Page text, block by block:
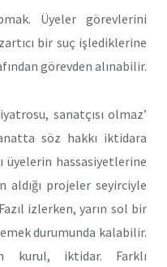
Üyeler görevlerini
bir suç işlediklerine
görevden alınabilir.
sanatçısı olmaz’
söz hakkı iktidara
üyelerin hassasiyetlerine
projeler seyirciyle
izlerken, yarın sol bir
durumunda kalabilir.
kurul, iktidar. Farklı